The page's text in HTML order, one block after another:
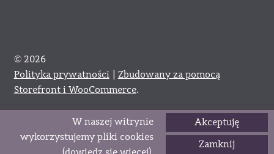
© 2026
Polityka prywatności
Zbudowany za pomocą
Storefront i WooCommerce.
0
W naszej witrynie
wykorzystujemy pliki cookies
Akceptuję
Zamknij